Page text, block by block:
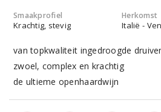
Smaakprofiel
Krachtig, stevig
Herkomst
Italië -
van topkwaliteit ingedroogde
zwoel, complex en krachtig
de ultieme openhaardwijn